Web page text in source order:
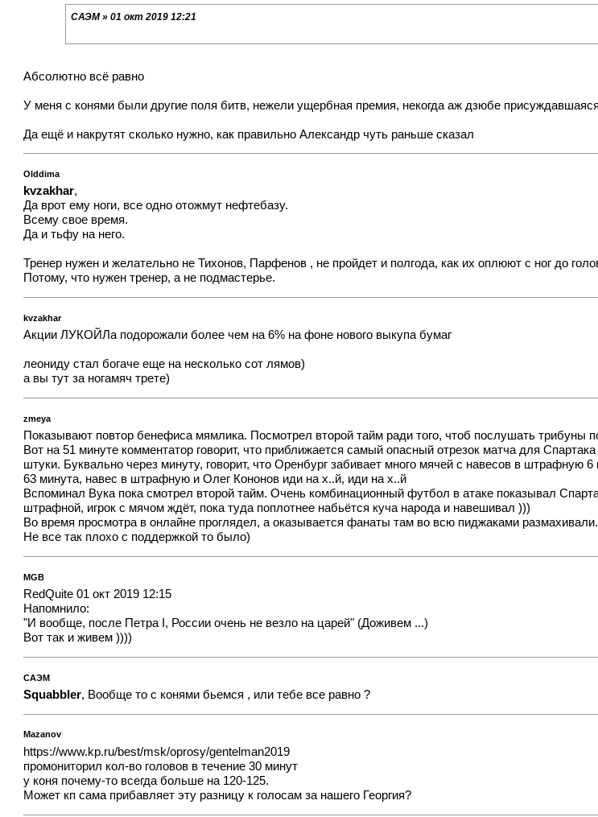
САЭМ » 01 окт 2019 12:21
Абсолютно всё равно
У меня с конями были другие поля битв, нежели ущербная премия, некогда аж дзюбе присуждавшаяся
Да ещё и накрутят сколько нужно, как правильно Александр чуть раньше сказал
Olddima
kvzakhar,
Да врот ему ноги, все одно отожмут нефтебазу.
Всему свое время.
Да и тьфу на него.
Тренер нужен и желательно не Тихонов, Парфенов , не пройдет и полгода, как их оплюют с ног до
Потому, что нужен тренер, а не подмастерье.
kvzakhar
Акции ЛУКОЙЛа подорожали более чем на 6% на фоне нового выкупа бумаг
леониду стал богаче еще на несколько сот лямов)
а вы тут за ногамяч трете)
zmeya
Показывают повтор бенефиса мямлика. Посмотрел второй тайм ради того, чтоб послушать трибуны
Вот на 51 минуте комментатор говорит, что приближается самый опасный отрезок матча для
штуки. Буквально через минуту, говорит, что Оренбург забивает много мячей с навесов в штрафную 6
63 минута, навес в штрафную и Олег Кононов иди на х..й, иди на х..й
Вспоминал Вука пока смотрел второй тайм. Очень комбинационный футбол в атаке показывал
штрафной, игрок с мячом ждёт, пока туда поплотнее набьётся куча народа и навешивал )))
Во время просмотра в онлайне проглядел, а оказывается фанаты там во всю пиджаками размахивали.
Не все так плохо с поддержкой то было)
MGB
RedQuite 01 окт 2019 12:15
Напомнило:
"И вообще, после Петра I, России очень не везло на царей" (Доживем ...)
Вот так и живем ))))
САЭМ
Squabbler, Вообще то с конями бьемся , или тебе все равно ?
Mazanov
https://www.kp.ru/best/msk/oprosy/gentelman2019
промониторил кол-во головов в течение 30 минут
у коня почему-то всегда больше на 120-125.
Может кп сама прибавляет эту разницу к голосам за нашего Георгия?